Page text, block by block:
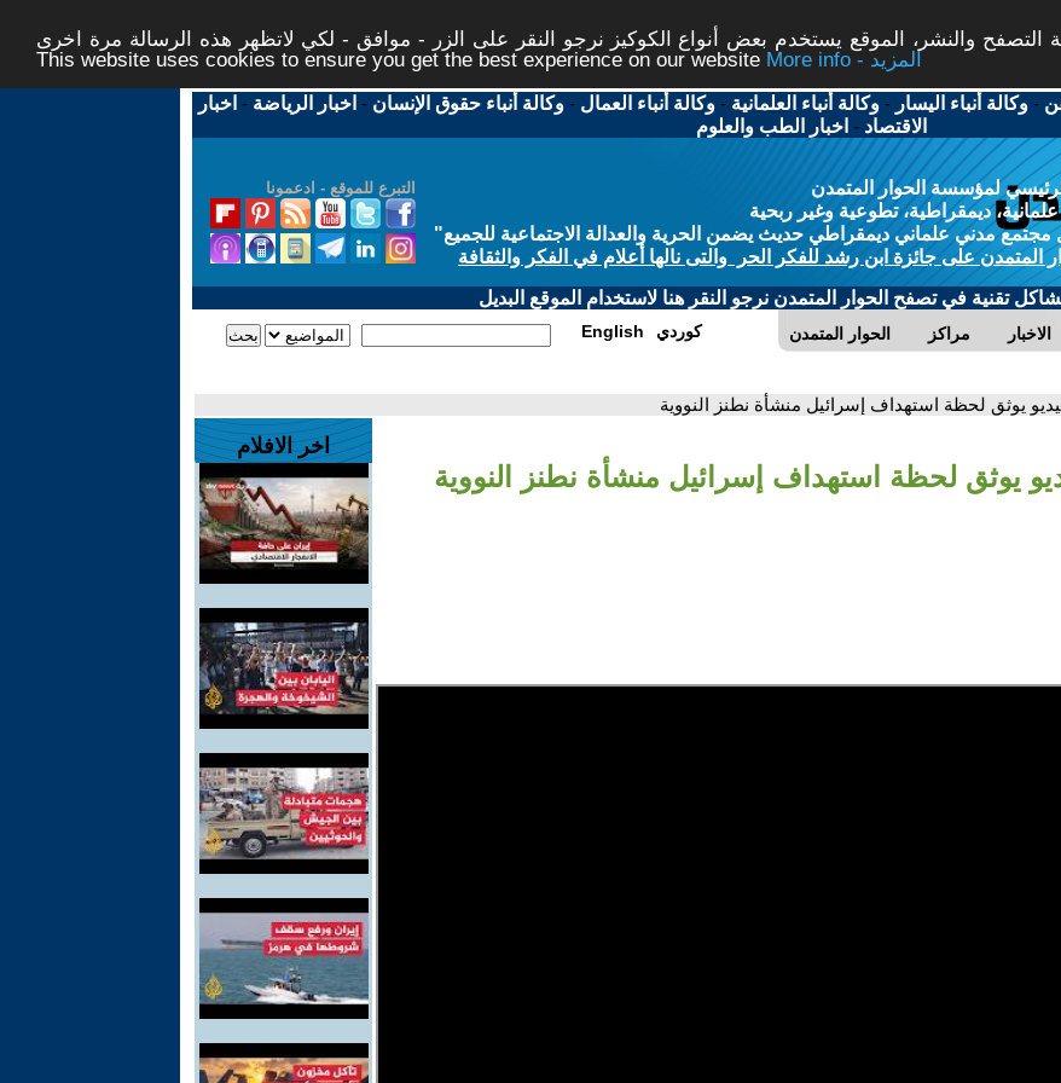
والنشر، الموقع يستخدم بعض أنواع الكوكيز نرجو النقر على الزر - موافق - لكي لاتظهر هذه الرسالة مرة اخرى -
This website uses cookies to ensure you get the best experience on our website
More info - المزيد
-وكالة أنباء اليسار -وكالة أنباء العلمانية -وكالة أنباء العمال -وكالة أنباء حقوق الإنسان - اخبار الرياضة - اخبار
الاقتصاد - اخبار الطب والعلوم
التبرع للموقع - ادعمونا
لمؤسسة الحوار المتمدن
ديمقراطية، تطوعية وغير ربحية
مدني علماني ديمقراطي حديث يضمن الحرية والعدالة الاجتماعية للجميع"
المتمدن على جائزة ابن رشد للفكر الحر والتى نالها أعلام في الفكر والثقافة
تقنية في تصفح الحوار المتمدن نرجو النقر هنا لاستخدام الموقع البديل
الحوار المتمدن مراكز الاخبار English كوردي
يوثق لحظة استهداف إسرائيل منشأة نطنز النووية
يوثق لحظة استهداف إسرائيل منشأة نطنز النووية
اخر الافلام